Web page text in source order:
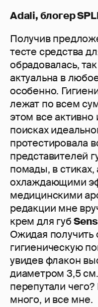
Adali, блогер
Получив
тесте средства
обрадовалась,
актуальна в
особенно.
лежат по всем
этом все активно
поисках
протестировала
представителей
помады, в
охлаждающими
медицинскими
редакции мне
крем для губ
Ожидая получить
гигиеническую
увидев флакон
диаметром 3,5
перепутали
много, и все мне.